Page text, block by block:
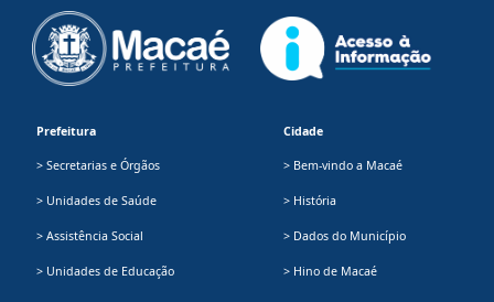
Prefeitura
> Secretarias e Órgãos
> Unidades de Saúde
> Assistência Social
> Unidades de Educação
Cidade
> Bem-vindo a Macaé
> História
> Dados do Município
> Hino de Macaé